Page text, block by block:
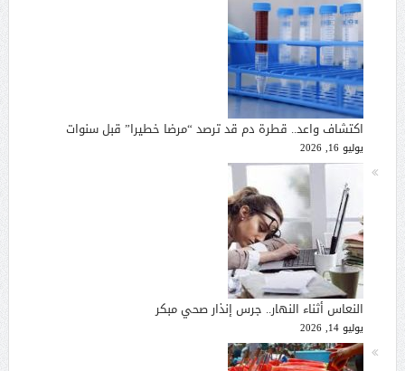
اكتشاف واعد.. قطرة دم قد ترصد “مرضا خطيرا” قبل سنوات
يوليو 16, 2026
النعاس أثناء النهار.. جرس إنذار صحي مبكر
يوليو 14, 2026